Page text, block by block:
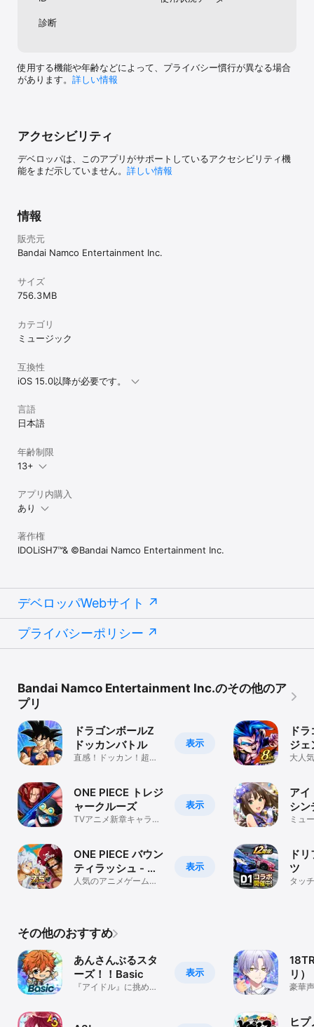
診断
使用する機能や年齢などによって、プライバシー慣行が異なる場合
があります。 詳しい情報
アクセシビリティ
デベロッパは、このアプリがサポートしているアクセシビリティ機
能をまだ示していません。 詳しい情報
情報
販売元
Bandai Namco Entertainment Inc.
サイズ
756.3 MB
カテゴリ
ミュージック
互換性
iOS 15.0以降が必要です。
言語
日本語
年齢制限
13+
アプリ内購入
あり
著作権
IDOLiSH7™& ©Bandai Namco Entertainment Inc.
デベロッパWebサイト
プライバシーポリシー
Bandai Namco Entertainment Inc.のその他のア
プリ
表示
ドラゴンボールZ
ドッカンバトル
直感！ドッカン！超快
表示
ONE PIECE トレジ
ャークルーズ
TVアニメ新章キャラ登
表示
ONE PIECE バウン
ティラッシュ - ア
クションゲーム
人気のアニメゲームで
ド
ジェ
大人
アイ
シン
ズ
ミュ
ド
ツ
タッ
その他のおすすめ
表示
あんさんぶるスタ
ーズ！！Basic
『アイドル』に挑め。
リ）
豪華
ヒ